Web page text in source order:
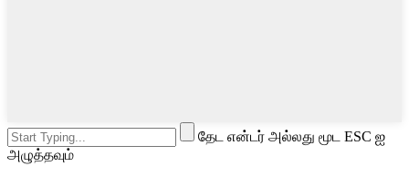
தேட என்டர் அல்லது மூட ESC ஐ
அழுத்தவும்